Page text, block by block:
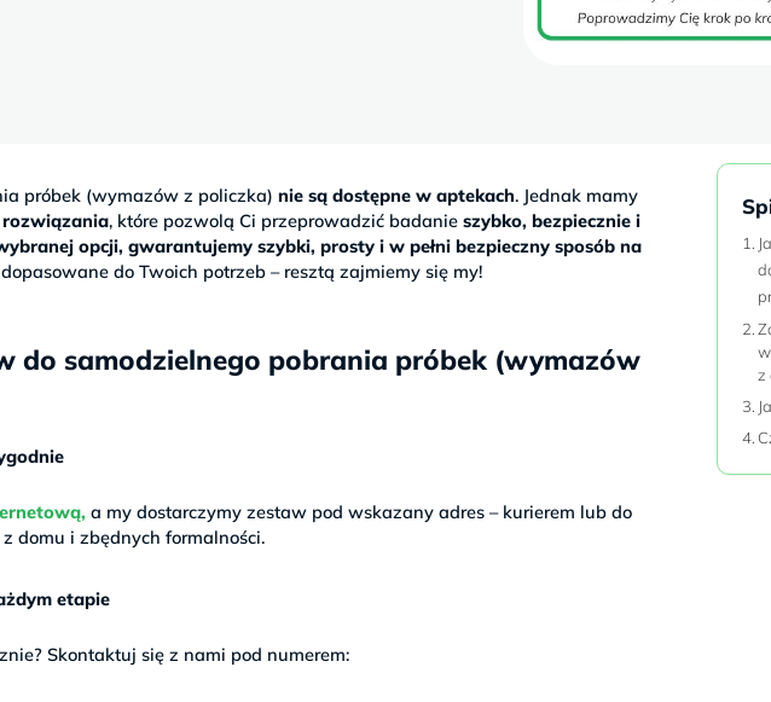
próbek (wymazów z policzka)nie są dostępne w aptekach. Jednak mamy
rozwiązania, które pozwolą Ci przeprowadzić badanieszybko, bezpiecznie i
opcji, gwarantujemy szybki, prosty i w pełni bezpieczny sposób na
do Twoich potrzeb – resztą zajmiemy się my!
do samodzielnego pobrania próbek (wymazów
a my dostarczymy zestaw pod wskazany adres – kurierem lub do
domu i zbędnych formalności.
etapie
Skontaktuj się z nami pod numerem:
z